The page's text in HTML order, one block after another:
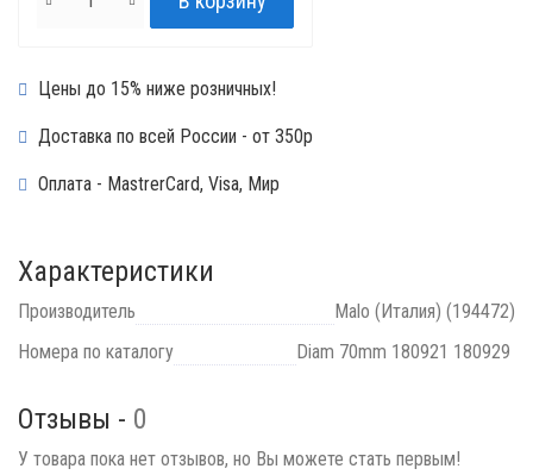
Цены до 15% ниже розничных!
Доставка по всей России - от 350р
Оплата - MastrerCard, Visa, Мир
Характеристики
Производитель
Malo (Италия) (194472)
Номера по каталогу
Diam 70mm 180921 180929
Отзывы - 0
У товара пока нет отзывов, но Вы можете стать первым!